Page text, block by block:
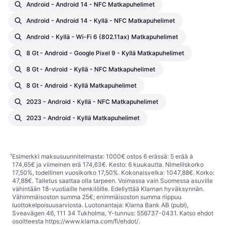
Android - Android 14 - NFC Matkapuhelimet
Android - Android 14 - Kyllä - NFC Matkapuhelimet
Android - Kyllä - Wi-Fi 6 (802.11ax) Matkapuhelimet
8 Gt - Android - Google Pixel 9 - Kyllä Matkapuhelimet
8 Gt - Android - Kyllä - NFC Matkapuhelimet
8 Gt - Android - Kyllä Matkapuhelimet
2023 - Android - Kyllä - NFC Matkapuhelimet
2023 - Android - Kyllä Matkapuhelimet
¹Esimerkki maksusuunnitelmasta: 1000€ ostos 6 erässä: 5 erää à
174,65€ ja viimeinen erä 174,63€. Kesto: 6 kuukautta. Nimelliskorko
17,50%, todellinen vuosikorko 17,50%. Kokonaisvelka: 1047,88€. Korko:
47,88€. Talletus saattaa olla tarpeen. Voimassa vain Suomessa asuville
vähintään 18-vuotiaille henkilöille. Edellyttää Klarnan hyväksynnän.
Vähimmäisoston summa 25€; enimmäisoston summa riippuu
luottokelpoisuusarviosta. Luotonantaja: Klarna Bank AB (publ),
Sveavägen 46, 111 34 Tukholma, Y-tunnus: 556737-0431. Katso ehdot
osoitteesta https://www.klarna.com/fi/ehdot/.